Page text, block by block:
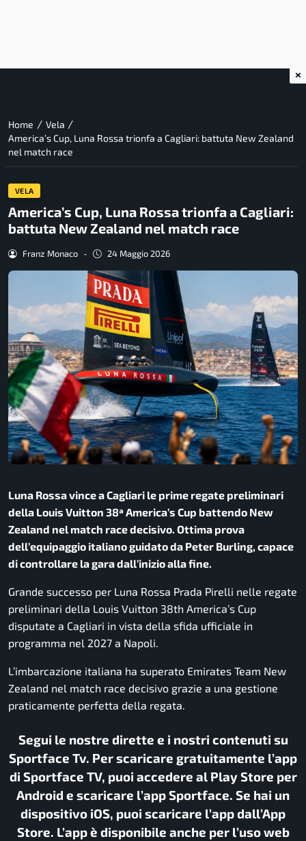
Home / Vela /
America’s Cup, Luna Rossa trionfa a Cagliari: battuta New Zealand
nel match race
VELA
America’s Cup, Luna Rossa trionfa a Cagliari:
battuta New Zealand nel match race
Franz Monaco - 24 Maggio 2026
Luna Rossa vince a Cagliari le prime regate preliminari
della Louis Vuitton 38ª America’s Cup battendo New
Zealand nel match race decisivo. Ottima prova
dell’equipaggio italiano guidato da Peter Burling, capace
di controllare la gara dall’inizio alla fine.
Grande successo per Luna Rossa Prada Pirelli nelle regate
preliminari della Louis Vuitton 38th America’s Cup
disputate a Cagliari in vista della sfida ufficiale in
programma nel 2027 a Napoli.
L’imbarcazione italiana ha superato Emirates Team New
Zealand nel match race decisivo grazie a una gestione
praticamente perfetta della regata.
Segui le nostre dirette e i nostri contenuti su
Sportface Tv. Per scaricare gratuitamente l’app
di Sportface TV, puoi accedere al Play Store per
Android e scaricare l’app Sportface. Se hai un
dispositivo iOS, puoi scaricare l’app dall’App
Store. L’app è disponibile anche per l’uso web
×